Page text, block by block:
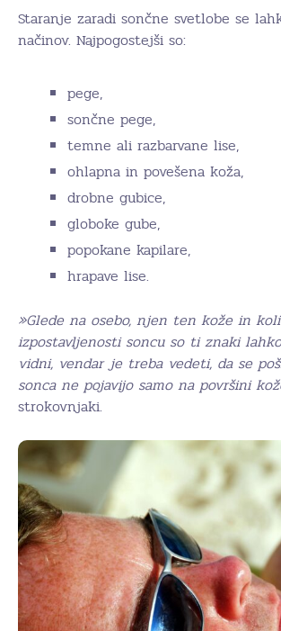
Staranje zaradi sončne svetlobe se
načinov. Najpogostejši so:
pege,
sončne pege,
temne ali razbarvane lise,
ohlapna in povešena koža,
drobne gubice,
globoke gube,
popokane kapilare,
hrapave lise.
»Glede na osebo, njen ten kože in
izpostavljenosti soncu so ti znaki
vidni, vendar je treba vedeti, da se
sonca ne pojavijo samo na površini
strokovnjaki.